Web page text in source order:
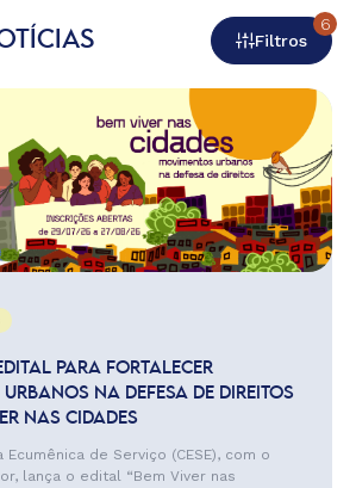
Filtros
6
PARA FORTALECER
NA DEFESA DE DIREITOS
NAS CIDADES
de Serviço (CESE), com o
lança o edital “Bem Viver nas